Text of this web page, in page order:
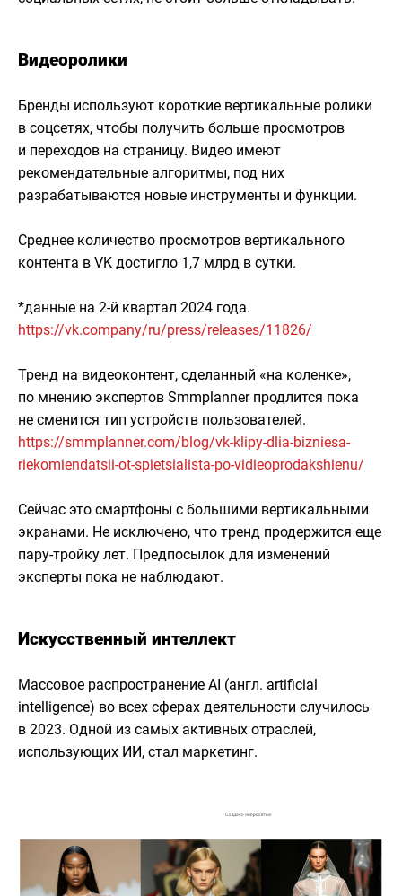
Видеоролики
Бренды используют короткие вертикальные ролики
в соцсетях, чтобы получить больше просмотров
и переходов на страницу. Видео имеют
рекомендательные алгоритмы, под них
разрабатываются новые инструменты и функции.
Среднее количество просмотров вертикального
контента в VK достигло 1,7 млрд в сутки.
*данные на 2-й квартал 2024 года.
https://vk.company/ru/press/releases/11826/
Тренд на видеоконтент, сделанный «на коленке»,
по мнению экспертов Smmplanner продлится пока
не сменится тип устройств пользователей.
https://smmplanner.com/blog/vk-klipy-dlia-bizniesa-
riekomiendatsii-ot-spietsialista-po-vidieoprodakshienu/
Сейчас это смартфоны с большими вертикальными
экранами. Не исключено, что тренд продержится еще
пару-тройку лет. Предпосылок для изменений
эксперты пока не наблюдают.
Искусственный интеллект
Массовое распространение AI (англ. artificial
intelligence) во всех сферах деятельности случилось
в 2023. Одной из самых активных отраслей,
использующих ИИ, стал маркетинг.